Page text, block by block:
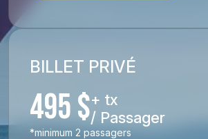
BILLET PRIVÉ
495 $+ tx
/ Passager
*minimum 2 passagers